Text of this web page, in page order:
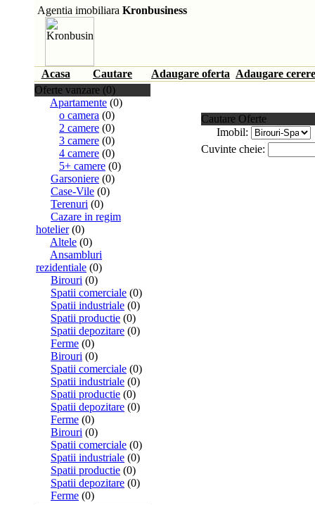
Agentia imobiliara Kronbusiness
Acasa Cautare Adaugare oferta Adaugare cerere
Oferte vanzare (0)
Apartamente (0)
o camera (0)
2 camere (0)
3 camere (0)
4 camere (0)
5+ camere (0)
Garsoniere (0)
Case-Vile (0)
Terenuri (0)
Cazare in regim
hotelier(0)
Altele (0)
Ansambluri
rezidentiale (0)
Birouri (0)
Spatii comerciale (0)
Spatii industriale (0)
Spatii productie (0)
Spatii depozitare (0)
Ferme (0)
Birouri (0)
Spatii comerciale (0)
Spatii industriale (0)
Spatii productie (0)
Spatii depozitare (0)
Ferme (0)
Birouri (0)
Spatii comerciale (0)
Spatii industriale (0)
Spatii productie (0)
Spatii depozitare (0)
Ferme (0)
Cautare Oferte
Imobil:
Cuvinte cheie: